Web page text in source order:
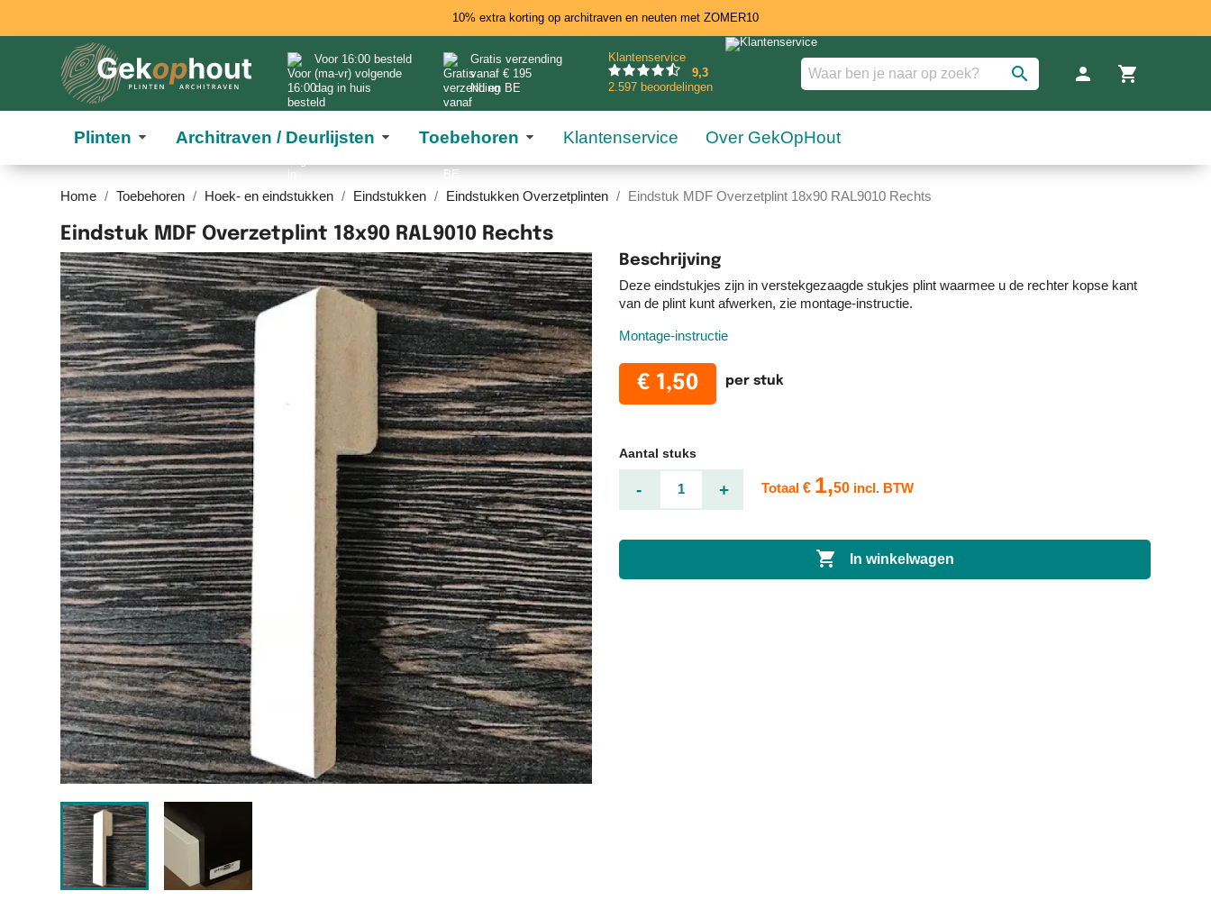
10% extra korting op architraven en neuten met ZOMER10
Voor 16:00 besteld
(ma-vr) volgende
dag in huis
Gratis verzending
vanaf € 195
NL en BE
Klantenservice
9,3
2.597 beoordelingen
search person shopping_cart
Plinten Architraven / Deurlijsten Toebehoren Klantenservice Over GekOpHout
Home Toebehoren Hoek- en eindstukken Eindstukken Eindstukken Overzetplinten Eindstuk MDF Overzetplint 18x90 RAL9010 Rechts
Eindstuk MDF Overzetplint 18x90 RAL9010 Rechts
Beschrijving
Deze eindstukjes zijn in verstekgezaagde stukjes plint waarmee u de rechter kopse kant
van de plint kunt afwerken, zie montage-instructie.
Montage-instructie
€ 1,50 per stuk
Aantal stuks
- + Totaal € 1,50 incl. BTW
 In winkelwagen